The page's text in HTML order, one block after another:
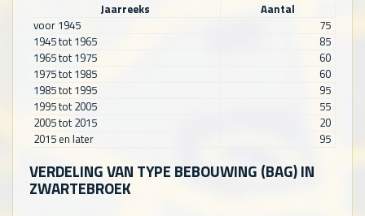
Jaarreeks
Aantal
voor 1945
75
1945 tot 1965
85
1965 tot 1975
60
1975 tot 1985
60
1985 tot 1995
95
1995 tot 2005
55
2005 tot 2015
20
2015 en later
95
VERDELING VAN TYPE BEBOUWING (BAG) IN
ZWARTEBROEK